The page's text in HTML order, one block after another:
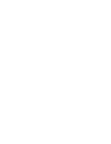
site zal niet naar
die de manier